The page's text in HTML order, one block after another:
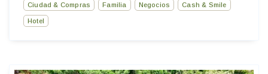
Ciudad & Compras Familia Negocios Cash & Smile
Hotel